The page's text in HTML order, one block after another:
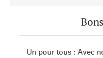
Un pour tous : Avec